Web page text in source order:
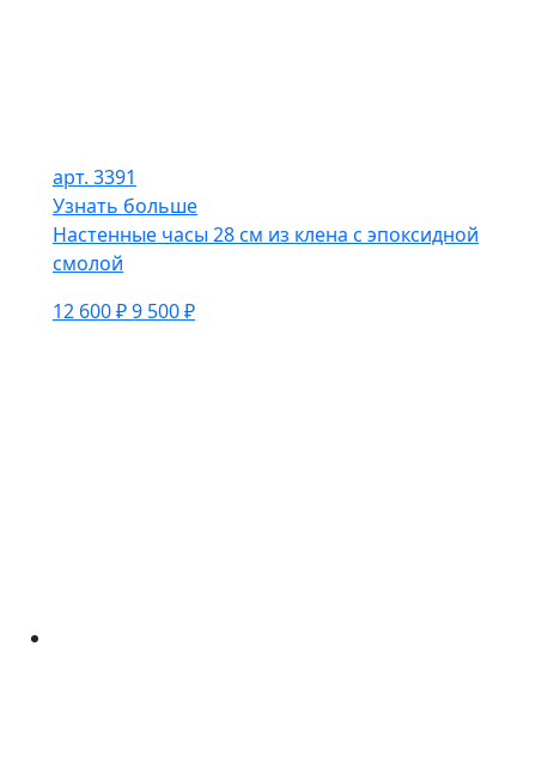
арт. 3391
Узнать больше
Настенные часы 28 см из клена с эпоксидной
смолой
12 600 ₽9 500 ₽